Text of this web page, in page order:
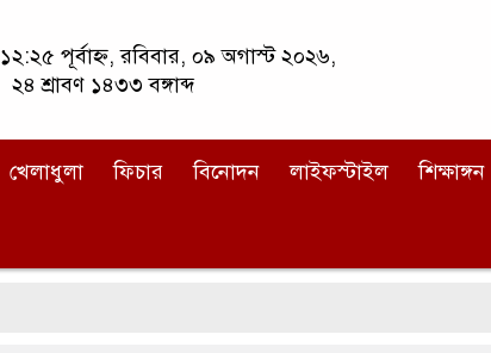
১২:২৫ পূর্বাহ্ন, রবিবার, ০৯ অগাস্ট ২০২৬,
২৪ শ্রাবণ ১৪৩৩ বঙ্গাব্দ
খেলাধুলা ফিচার বিনোদন লাইফস্টাইল শিক্ষাঙ্গন